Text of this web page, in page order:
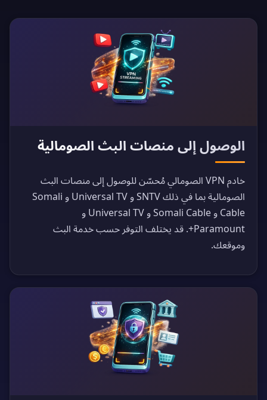
الوصول إلى منصات البث الصومالية
خادم VPN الصومالي مُحسّن للوصول إلى منصات البث
الصومالية بما في ذلك SNTV و Universal TV و Somali
Cable و Somali Cable و Universal TV و
Paramount+. قد يختلف التوفر حسب خدمة البث
وموقعك.